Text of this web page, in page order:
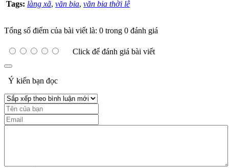
Tags: làng xã, văn bia, văn bia thời lê
Tổng số điểm của bài viết là: 0 trong 0 đánh giá
Click để đánh giá bài viết
Ý kiến bạn đọc